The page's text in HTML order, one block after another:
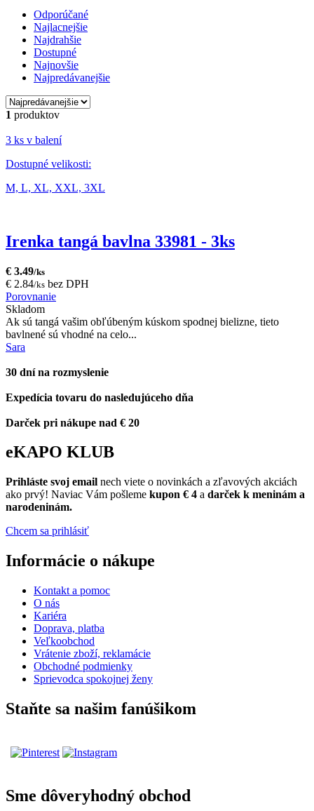
Odporúčané
Najlacnejšie
Najdrahšie
Dostupné
Najnovšie
Najpredávanejšie
1 produktov
3 ks v balení
Dostupné velikosti:
M, L, XL, XXL, 3XL
Irenka tangá bavlna 33981 - 3ks
€ 3.49/ks
€ 2.84/ks bez DPH
Porovnanie
Skladom
Ak sú tangá vašim obľúbeným kúskom spodnej bielizne, tieto
bavlnené sú vhodné na celo...
Sara
30 dní na rozmyslenie
Expedícia tovaru do nasledujúceho dňa
Darček pri nákupe nad € 20
eKAPO KLUB
Prihláste svoj email nech viete o novinkách a zľavových akciách
ako prvý! Naviac Vám pošleme kupon € 4 a darček k meninám a
narodeninám.
Chcem sa prihlásiť
Informácie o nákupe
Kontakt a pomoc
O nás
Kariéra
Doprava, platba
Veľkoobchod
Vrátenie zboží, reklamácie
Obchodné podmienky
Sprievodca spokojnej ženy
Staňte sa našim fanúšikom
Sme dôveryhodný obchod